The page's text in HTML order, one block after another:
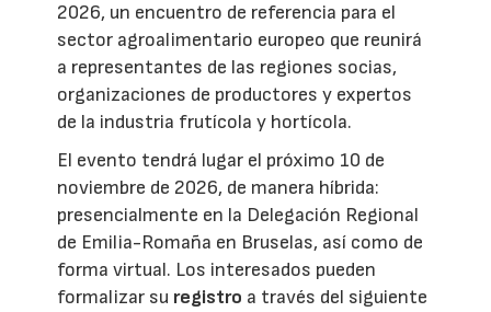
2026, un encuentro de referencia para el
sector agroalimentario europeo que reunirá
a representantes de las regiones socias,
organizaciones de productores y expertos
de la industria frutícola y hortícola.
El evento tendrá lugar el próximo 10 de
noviembre de 2026, de manera híbrida:
presencialmente en la Delegación Regional
de Emilia-Romaña en Bruselas, así como de
forma virtual. Los interesados pueden
formalizar su registro a través del siguiente